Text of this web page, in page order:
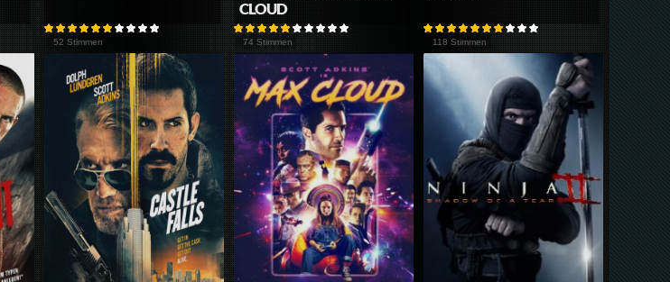
52 Stimmen
CLOUD
74 Stimmen 118 Stimmen